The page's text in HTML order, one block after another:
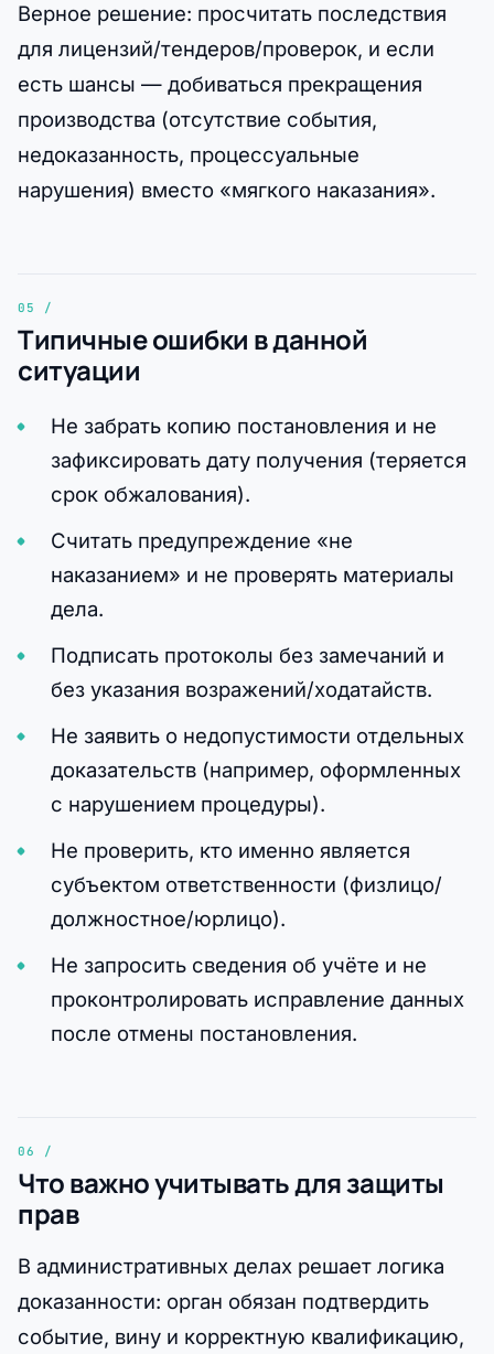
Верное решение: просчитать последствия
для лицензий/тендеров/проверок, и если
есть шансы — добиваться прекращения
производства (отсутствие события,
недоказанность, процессуальные
нарушения) вместо «мягкого наказания».
Типичные ошибки в данной
ситуации
Не забрать копию постановления и не
зафиксировать дату получения (теряется
срок обжалования).
Считать предупреждение «не
наказанием» и не проверять материалы
дела.
Подписать протоколы без замечаний и
без указания возражений/ходатайств.
Не заявить о недопустимости отдельных
доказательств (например, оформленных
с нарушением процедуры).
Не проверить, кто именно является
субъектом ответственности (физлицо/
должностное/юрлицо).
Не запросить сведения об учёте и не
проконтролировать исправление данных
после отмены постановления.
Что важно учитывать для защиты
прав
В административных делах решает логика
доказанности: орган обязан подтвердить
событие, вину и корректную квалификацию,